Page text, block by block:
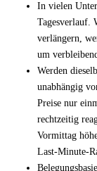
In vielen
Tagesverlauf.
verlängern,
um
Werden
unabhängig
Preise nur
rechtzeitig
Vormittag
Last-Minute-